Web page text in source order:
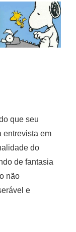
que seu
entrevista em
do
de fantasia
não
e